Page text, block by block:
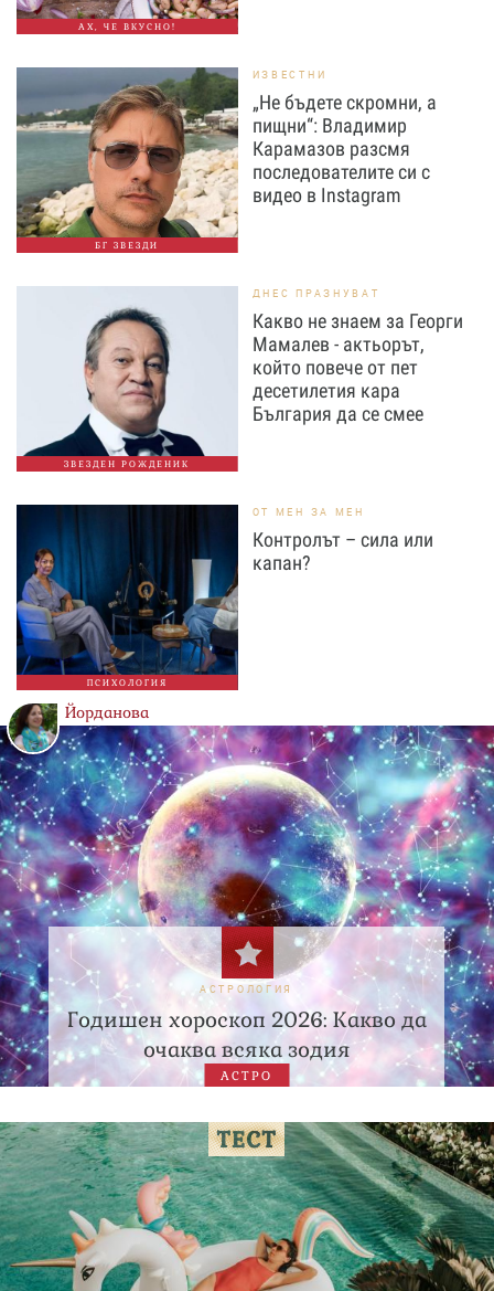
АХ, ЧЕ ВКУСНО!
БГ ЗВЕЗДИ
ИЗВЕСТНИ
„Не бъдете скромни, а
пищни“: Владимир
Карамазов разсмя
последователите си с
видео в Instagram
ЗВЕЗДЕН РОЖДЕНИК
ДНЕС ПРАЗНУВАТ
Какво не знаем за Георги
Мамалев - актьорът,
който повече от пет
десетилетия кара
България да се смее
ПСИХОЛОГИЯ
ОТ МЕН ЗА МЕН
Контролът – сила или
капан?
Йорданова
АСТРОЛОГИЯ
Годишен хороскоп 2026: Какво да
очаква всяка зодия
АСТРО